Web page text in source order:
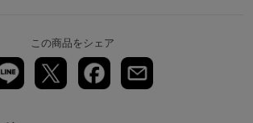
この商品をシェア